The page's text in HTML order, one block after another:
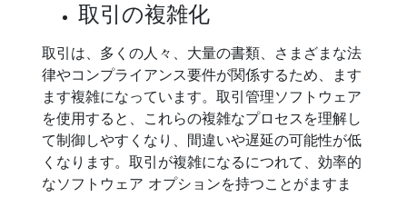
取引の複雑化
取引は、多くの人々、大量の書類、さまざまな法
律やコンプライアンス要件が関係するため、ます
ます複雑になっています。取引管理ソフトウェア
を使用すると、これらの複雑なプロセスを理解し
て制御しやすくなり、間違いや遅延の可能性が低
くなります。取引が複雑になるにつれて、効率的
なソフトウェア オプションを持つことがますま